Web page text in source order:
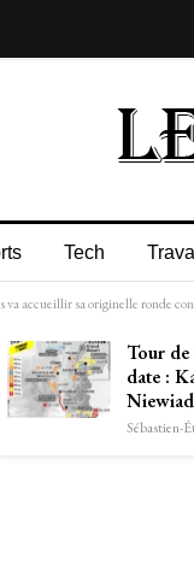
Tech
accueillir sa originelle ronde
Tour de
date :